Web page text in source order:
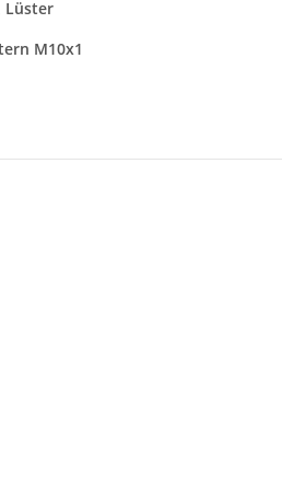
Lüster
M10x1